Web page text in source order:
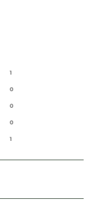
1
0
0
0
1